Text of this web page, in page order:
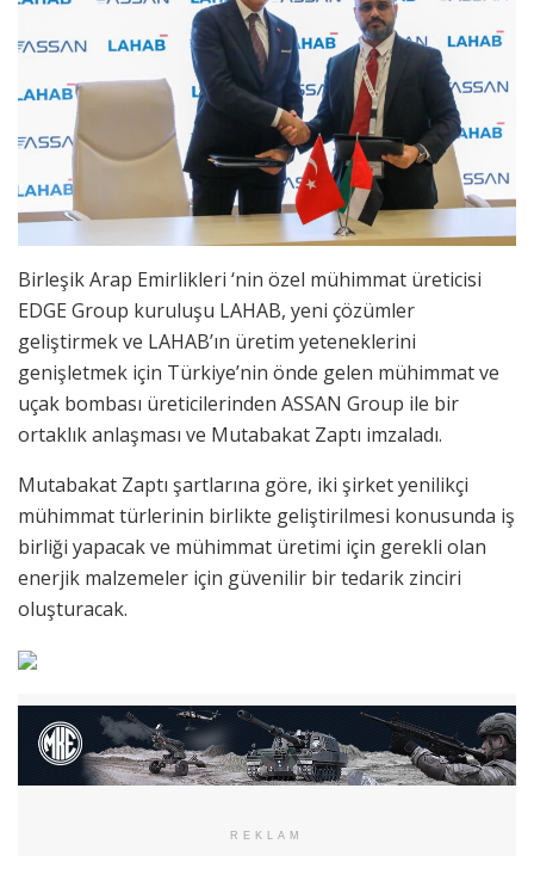
Birleşik Arap Emirlikleri ‘nin özel mühimmat üreticisi
EDGE Group kuruluşu LAHAB, yeni çözümler
geliştirmek ve LAHAB’ın üretim yeteneklerini
genişletmek için Türkiye’nin önde gelen mühimmat ve
uçak bombası üreticilerinden ASSAN Group ile bir
ortaklık anlaşması ve Mutabakat Zaptı imzaladı.
Mutabakat Zaptı şartlarına göre, iki şirket yenilikçi
mühimmat türlerinin birlikte geliştirilmesi konusunda iş
birliği yapacak ve mühimmat üretimi için gerekli olan
enerjik malzemeler için güvenilir bir tedarik zinciri
oluşturacak.
REKLAM